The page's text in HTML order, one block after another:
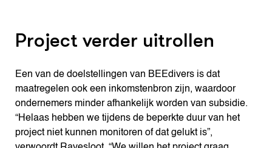
Project verder uitrollen
Een van de doelstellingen van BEEdivers is dat
maatregelen ook een inkomstenbron zijn, waardoor
ondernemers minder afhankelijk worden van subsidie.
“Helaas hebben we tijdens de beperkte duur van het
project niet kunnen monitoren of dat gelukt is”,